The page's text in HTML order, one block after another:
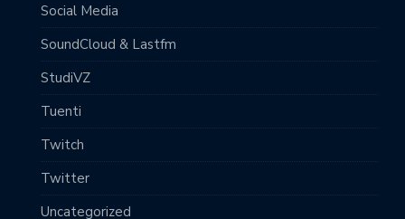
Social Media
SoundCloud & Lastfm
StudiVZ
Tuenti
Twitch
Twitter
Uncategorized